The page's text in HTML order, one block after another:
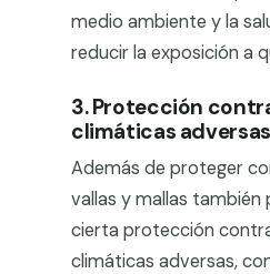
medio ambiente y la
reducir la exposición a
3. Protección
climáticas adversas
Además de proteger
vallas y mallas también
cierta protección
climáticas adversas,